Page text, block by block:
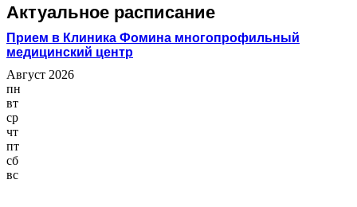
Актуальное расписание
Прием в Клиника Фомина многопрофильный
медицинский центр
Август 2026
пн
вт
ср
чт
пт
сб
вс